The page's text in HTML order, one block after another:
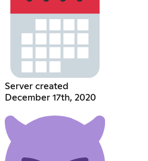
Server created
December 17th, 2020